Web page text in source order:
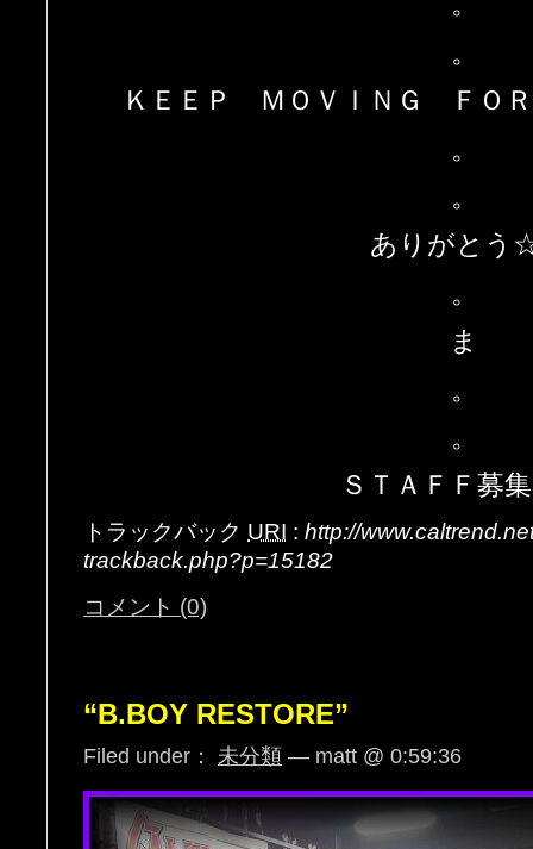
。
ＫＥＥＰ ＭＯＶＩＮＧ ＦＯ
。
。
ありがとう
。
ま
。
。
ＳＴＡＦＦ募
トラックバック URI : http://
trackback.php?p=15182
コメント (0)
“B.BOY RESTORE”
Filed under： 未分類 — matt @ 0:59:36